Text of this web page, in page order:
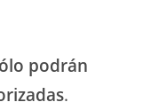
podrán
.